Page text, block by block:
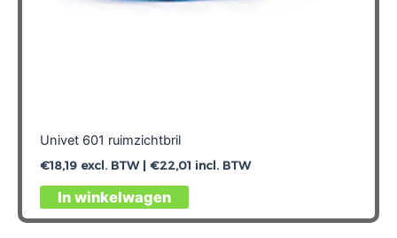
Univet 601 ruimzichtbril
€18,19excl. BTW | €22,01 incl. BTW
In winkelwagen